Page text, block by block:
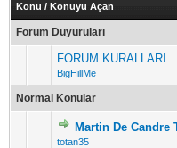
Konu / Konuyu Açan
Forum Duyuruları
FORUM KURALLARI
BigHillMe
Normal Konular
Martin De Candre
totan35